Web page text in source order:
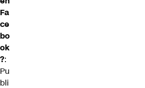
Fa
ce
bo
ok
?:
Pu
bli